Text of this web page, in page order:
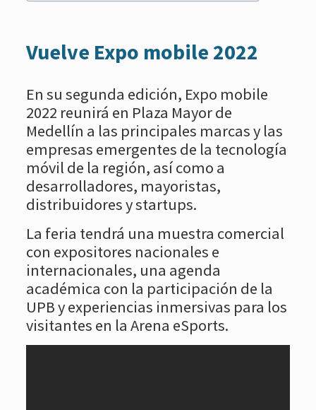
Vuelve Expo mobile 2022
En su segunda edición, Expo mobile
2022 reunirá en Plaza Mayor de
Medellín a las principales marcas y las
empresas emergentes de la tecnología
móvil de la región, así como a
desarrolladores, mayoristas,
distribuidores y startups.
La feria tendrá una muestra comercial
con expositores nacionales e
internacionales, una agenda
académica con la participación de la
UPB y experiencias inmersivas para los
visitantes en la Arena eSports.